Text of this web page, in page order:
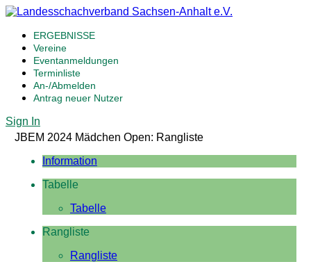
ERGEBNISSE
Vereine
Eventanmeldungen
Terminliste
An-/Abmelden
Antrag neuer Nutzer
Sign In
JBEM 2024 Mädchen Open: Rangliste
Information
Tabelle
Tabelle
Rangliste
Rangliste